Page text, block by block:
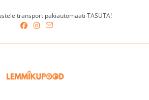
transport pakiautomaati TASUTA!